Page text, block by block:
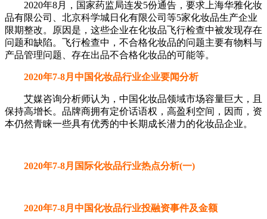
2020年8月，国家药监局连发5份通告，要求上海华雅化妆
品有限公司、北京科学城日化有限公司等5家化妆品生产企业
限期整改。原因是，这些企业在化妆品飞行检查中被发现存在
问题和缺陷。飞行检查中，不合格化妆品的问题主要有物料与
产品管理问题、存在出品不合格化妆品的可能等。
2020年7-8月中国化妆品行业企业要闻分析
艾媒咨询分析师认为，中国化妆品领域市场容量巨大，且
保持高增长。品牌商拥有定价话语权，高盈利空间，因而，资
本仍然青睐一些具有优秀的中长期成长潜力的化妆品企业。
2020年7-8月国际化妆品行业热点分析(一)
2020年7-8月中国化妆品行业投融资事件及金额